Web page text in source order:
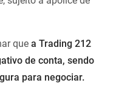
que a Trading 212
de conta, sendo
para negociar.